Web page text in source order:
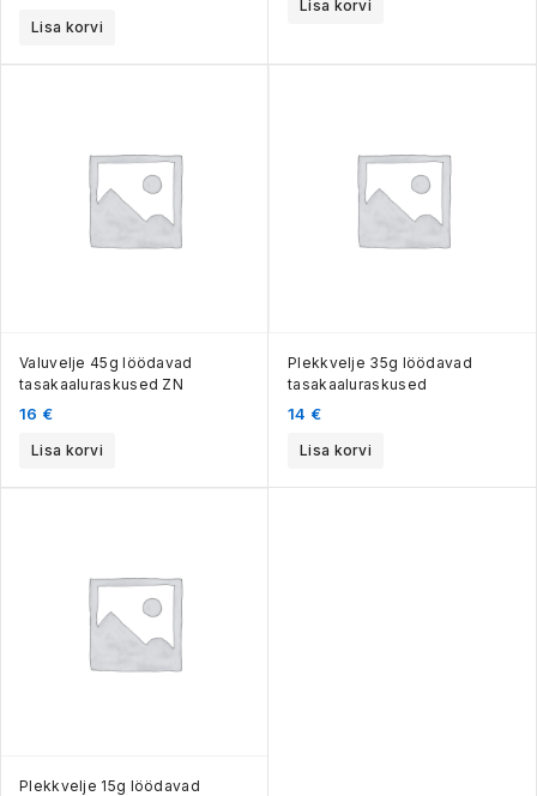
Lisa korvi
Lisa korvi
Valuvelje 45g löödavad
tasakaaluraskused ZN
16 €
Lisa korvi
Plekkvelje 35g löödavad
tasakaaluraskused
14 €
Lisa korvi
Plekkvelje 15g löödavad